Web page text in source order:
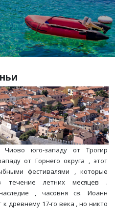
юго-западу от Трогир
от Горнего округа , этот
фестивалями , которые
течение летних месяцев .
, часовня св. Иоанн
к древнему 17-го века , но никто